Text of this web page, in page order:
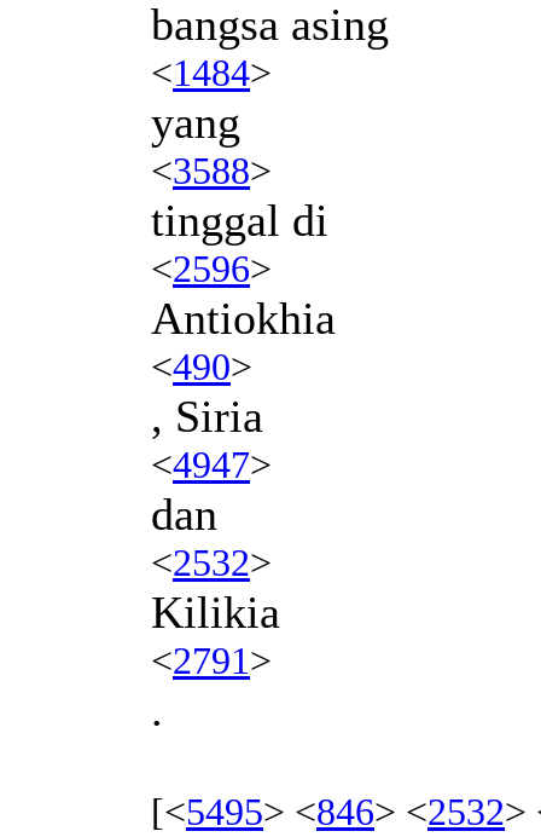
bangsa asing
<1484>
yang
<3588>
tinggal di
<2596>
Antiokhia
<490>
, Siria
<4947>
dan
<2532>
Kilikia
<2791>
.
[<5495> <846> <2532>